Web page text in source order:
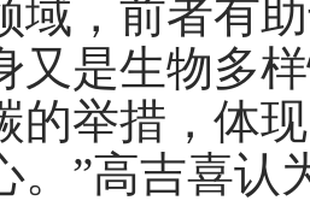
域，前者有
又是生物多
的举措，体
。”高吉喜认